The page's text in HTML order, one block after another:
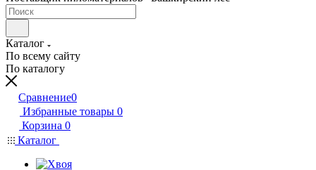
Каталог
По всему сайту
По каталогу
Сравнение0
Избранные товары 0
Корзина 0
Каталог